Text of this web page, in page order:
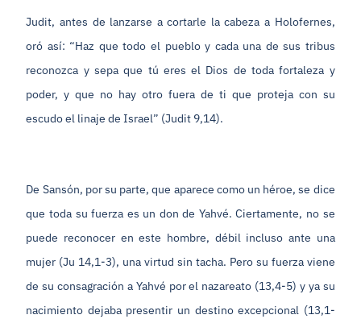
Judit, antes de lanzarse a cortarle la cabeza a Holofernes,
oró así: “Haz que todo el pueblo y cada una de sus tribus
reconozca y sepa que tú eres el Dios de toda fortaleza y
poder, y que no hay otro fuera de ti que proteja con su
escudo el linaje de Israel” (Judit 9,14).
De Sansón, por su parte, que aparece como un héroe, se dice
que toda su fuerza es un don de Yahvé. Ciertamente, no se
puede reconocer en este hombre, débil incluso ante una
mujer (Ju 14,1-3), una virtud sin tacha. Pero su fuerza viene
de su consagración a Yahvé por el nazareato (13,4-5) y ya su
nacimiento dejaba presentir un destino excepcional (13,1-